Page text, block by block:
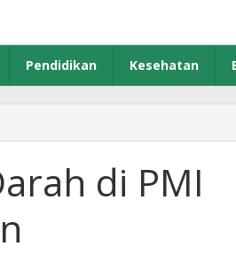
Pendidikan Kesehatan
di PMI